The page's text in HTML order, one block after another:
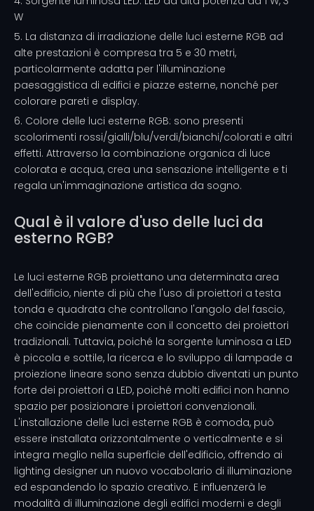
W
5. La distanza di irradiazione delle luci esterne RGB ad
alte prestazioni è compresa tra 5 e 30 metri,
particolarmente adatta per l'illuminazione
paesaggistica di edifici e piazze esterne, nonché per
colorare pareti e display.
6. Colore delle luci esterne RGB: sono presenti
scolorimenti rossi/gialli/blu/verdi/bianchi/colorati e altri
effetti. Attraverso la combinazione organica di luce
colorata e acqua, crea una sensazione intelligente e ti
regala un'immaginazione artistica da sogno.
Qual è il valore d'uso delle luci da
esterno RGB?
Le luci esterne RGB proiettano una determinata area
dell'edificio, niente di più che l'uso di proiettori a testa
tonda e quadrata che controllano l'angolo del fascio,
che coincide pienamente con il concetto dei proiettori
tradizionali. Tuttavia, poiché la sorgente luminosa a LED
è piccola e sottile, la ricerca e lo sviluppo di lampade a
proiezione lineare sono senza dubbio diventati un punto
forte dei proiettori a LED, poiché molti edifici non hanno
spazio per posizionare i proiettori convenzionali.
L'installazione delle luci esterne RGB è comoda, può
essere installata orizzontalmente o verticalmente e si
integra meglio nella superficie dell'edificio, offrendo ai
lighting designer un nuovo vocabolario di illuminazione
ed espandendo lo spazio creativo. E influenzerà le
modalità di illuminazione degli edifici moderni e degli